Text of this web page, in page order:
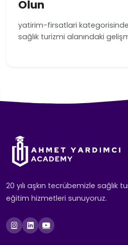
Olun
yatirim-firsatlari
sağlık turizmi alanındaki
20 yılı aşkın tecrübemizle sağlık
eğitim hizmetleri sunuyoruz.